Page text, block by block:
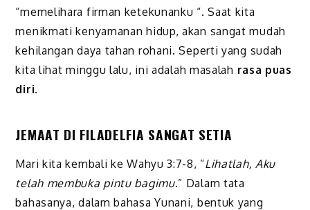
“memelihara firman ketekunanku “. Saat kita
menikmati kenyamanan hidup, akan sangat mudah
kehilangan daya tahan rohani. Seperti yang sudah
kita lihat minggu lalu, ini adalah masalah rasa puas
diri.
JEMAAT DI FILADELFIA SANGAT SETIA
Mari kita kembali ke Wahyu 3:7-8, “Lihatlah, Aku
telah membuka pintu bagimu.” Dalam tata
bahasanya, dalam bahasa Yunani, bentuk yang